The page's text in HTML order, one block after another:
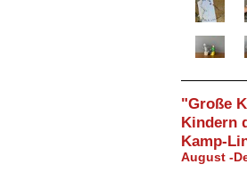
"Große
Kindern
Kamp-
August -